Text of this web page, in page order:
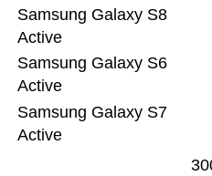
Samsung Galaxy S7
Active
Samsung Galaxy S6
Active
Samsung Galaxy S8
Active